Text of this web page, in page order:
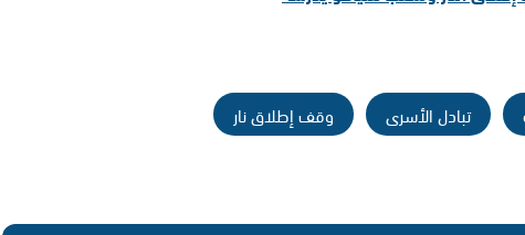
تبادل الأسرى وقف إطلاق نار